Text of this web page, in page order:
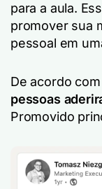
para a aula.
promover sua
pessoal em
De acordo
pessoas
Promovido